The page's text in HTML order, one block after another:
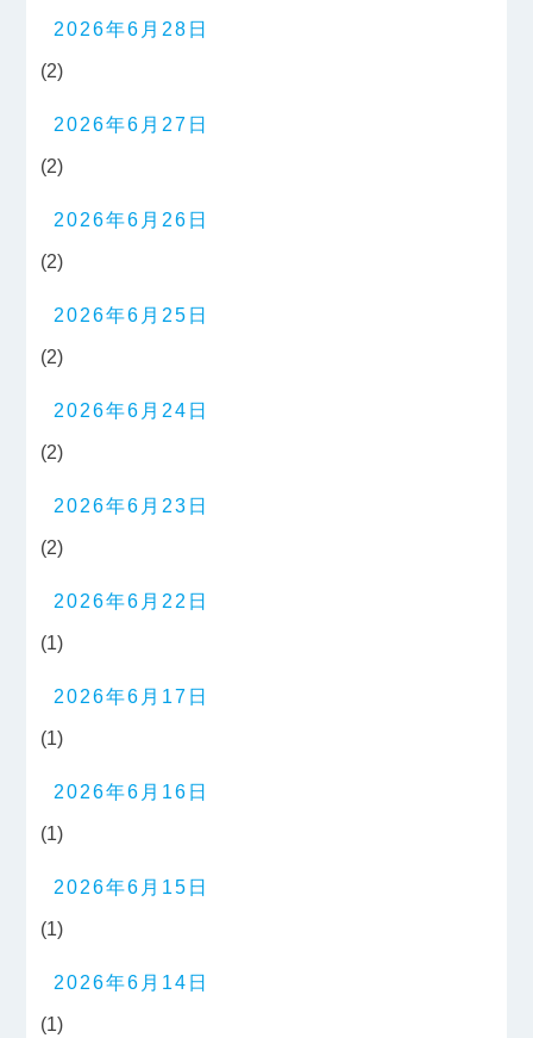
2026年6月28日
(2)
2026年6月27日
(2)
2026年6月26日
(2)
2026年6月25日
(2)
2026年6月24日
(2)
2026年6月23日
(2)
2026年6月22日
(1)
2026年6月17日
(1)
2026年6月16日
(1)
2026年6月15日
(1)
2026年6月14日
(1)